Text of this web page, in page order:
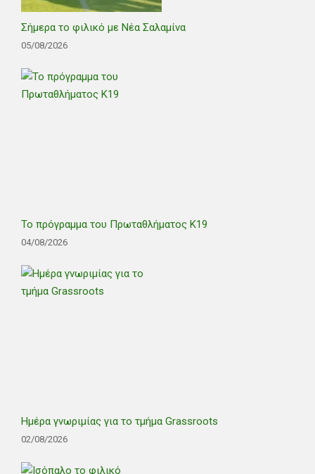
Σήμερα το φιλικό με Νέα Σαλαμίνα
05/08/2026
Το πρόγραμμα του Πρωταθλήματος Κ19
04/08/2026
Ημέρα γνωριμίας για το τμήμα Grassroots
02/08/2026